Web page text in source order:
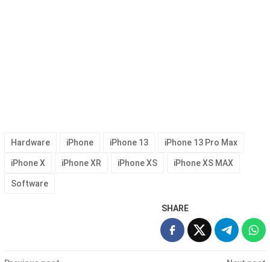
Hardware iPhone iPhone 13 iPhone 13 Pro Max
iPhone X iPhone XR iPhone XS iPhone XS MAX
Software
SHARE